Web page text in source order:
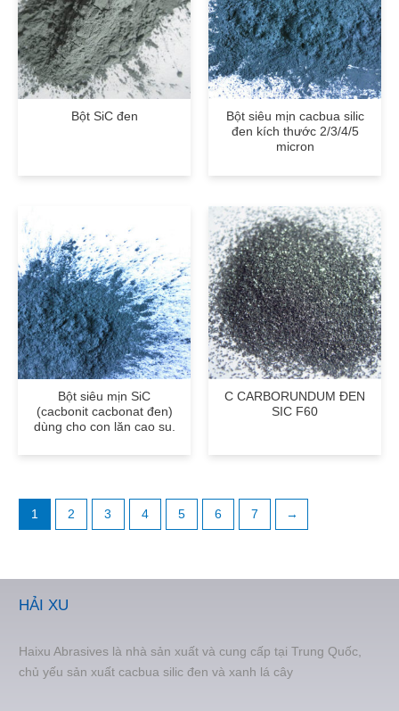
Bột SiC đen
Bột siêu mịn cacbua silic
đen kích thước 2/3/4/5
micron
Bột siêu mịn SiC
(cacbonit cacbonat đen)
dùng cho con lăn cao su.
C CARBORUNDUM ĐEN
SIC F60
1 2 3 4 5 6 7 →
HẢI XU
Haixu Abrasives là nhà sản xuất và cung cấp tại Trung Quốc,
chủ yếu sản xuất cacbua silic đen và xanh lá cây